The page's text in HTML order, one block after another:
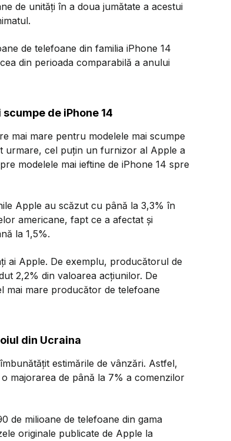
de unităţi în a doua jumătate a acestui
de telefoane din familia iPhone 14
din perioada comparabilă a anului
de iPhone 14
mai mare pentru modelele mai scumpe
urmare, cel puțin un furnizor al Apple a
modelele mai ieftine de iPhone 14 spre
Apple au scăzut cu până la 3,3% în
americane, fapt ce a afectat și
la 1,5%.
ai Apple. De exemplu, producătorul de
2,2% din valoarea acțiunilor. De
mai mare producător de telefoane
din Ucraina
estimările de vânzări. Astfel,
majorarea de până la 7% a comenzilor
de milioane de telefoane din gama
originale publicate de Apple la